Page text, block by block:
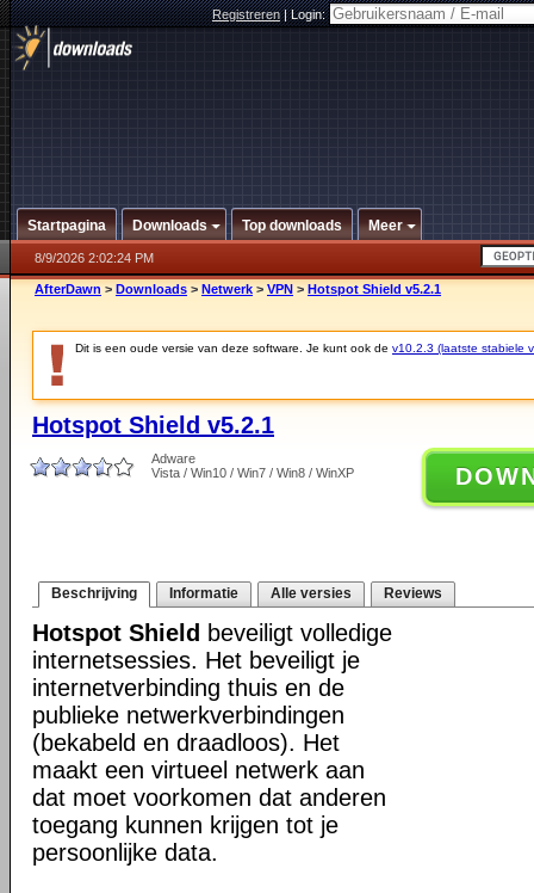
Registreren|Login:
Startpagina Downloads Top downloads Meer
8/9/2026 2:02:24 PM
AfterDawn > Downloads > Netwerk > VPN > Hotspot Shield v5.2.1
Dit is een oude versie van deze software. Je kunt ook de v10.2.3 (laatste stabiele
Hotspot Shield v5.2.1
Adware
Vista / Win10 / Win7 / Win8 / WinXP
Beschrijving Informatie Alle versies Reviews
Hotspot Shield beveiligt volledige
internetsessies. Het beveiligt je
internetverbinding thuis en de
publieke netwerkverbindingen
(bekabeld en draadloos). Het
maakt een virtueel netwerk aan
dat moet voorkomen dat anderen
toegang kunnen krijgen tot je
persoonlijke data.